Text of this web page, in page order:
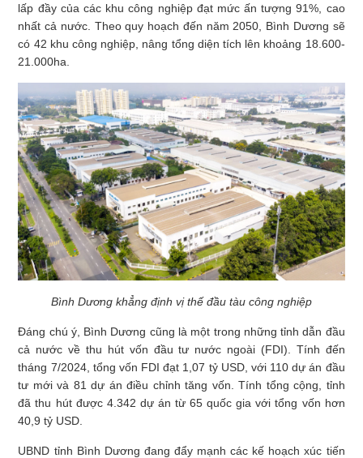
lấp đầy của các khu công nghiệp đạt mức ấn tượng 91%, cao
nhất cả nước. Theo quy hoạch đến năm 2050, Bình Dương sẽ
có 42 khu công nghiệp, nâng tổng diện tích lên khoảng 18.600-
21.000ha.
Bình Dương khẳng định vị thế đầu tàu công nghiệp
Đáng chú ý, Bình Dương cũng là một trong những tỉnh dẫn đầu
cả nước về thu hút vốn đầu tư nước ngoài (FDI). Tính đến
tháng 7/2024, tổng vốn FDI đạt 1,07 tỷ USD, với 110 dự án đầu
tư mới và 81 dự án điều chỉnh tăng vốn. Tính tổng cộng, tỉnh
đã thu hút được 4.342 dự án từ 65 quốc gia với tổng vốn hơn
40,9 tỷ USD.
UBND tỉnh Bình Dương đang đẩy mạnh các kế hoạch xúc tiến